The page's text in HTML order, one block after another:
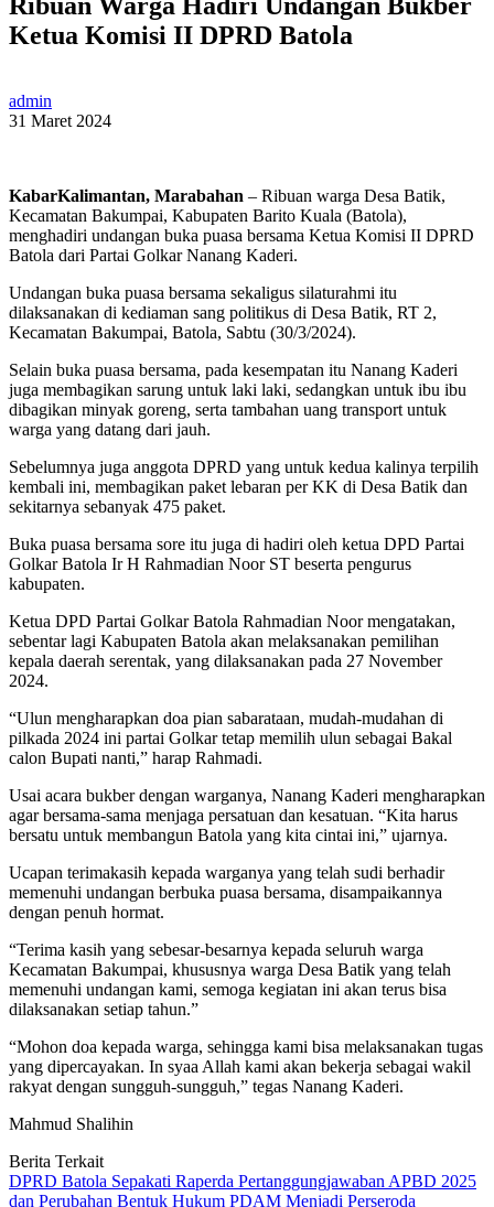
Ketua Komisi II DPRD Batola
admin
31 Maret 2024
KabarKalimantan, Marabahan – Ribuan warga Desa Batik,
Kecamatan Bakumpai, Kabupaten Barito Kuala (Batola),
menghadiri undangan buka puasa bersama Ketua Komisi II DPRD
Batola dari Partai Golkar Nanang Kaderi.
Undangan buka puasa bersama sekaligus silaturahmi itu
dilaksanakan di kediaman sang politikus di Desa Batik, RT 2,
Kecamatan Bakumpai, Batola, Sabtu (30/3/2024).
Selain buka puasa bersama, pada kesempatan itu Nanang Kaderi
juga membagikan sarung untuk laki laki, sedangkan untuk ibu ibu
dibagikan minyak goreng, serta tambahan uang transport untuk
warga yang datang dari jauh.
Sebelumnya juga anggota DPRD yang untuk kedua kalinya terpilih
kembali ini, membagikan paket lebaran per KK di Desa Batik dan
sekitarnya sebanyak 475 paket.
Buka puasa bersama sore itu juga di hadiri oleh ketua DPD Partai
Golkar Batola Ir H Rahmadian Noor ST beserta pengurus
kabupaten.
Ketua DPD Partai Golkar Batola Rahmadian Noor mengatakan,
sebentar lagi Kabupaten Batola akan melaksanakan pemilihan
kepala daerah serentak, yang dilaksanakan pada 27 November
2024.
“Ulun mengharapkan doa pian sabarataan, mudah-mudahan di
pilkada 2024 ini partai Golkar tetap memilih ulun sebagai Bakal
calon Bupati nanti,” harap Rahmadi.
Usai acara bukber dengan warganya, Nanang Kaderi mengharapkan
agar bersama-sama menjaga persatuan dan kesatuan. “Kita harus
bersatu untuk membangun Batola yang kita cintai ini,” ujarnya.
Ucapan terimakasih kepada warganya yang telah sudi berhadir
memenuhi undangan berbuka puasa bersama, disampaikannya
dengan penuh hormat.
“Terima kasih yang sebesar-besarnya kepada seluruh warga
Kecamatan Bakumpai, khususnya warga Desa Batik yang telah
memenuhi undangan kami, semoga kegiatan ini akan terus bisa
dilaksanakan setiap tahun.”
“Mohon doa kepada warga, sehingga kami bisa melaksanakan tugas
yang dipercayakan. In syaa Allah kami akan bekerja sebagai wakil
rakyat dengan sungguh-sungguh,” tegas Nanang Kaderi.
Mahmud Shalihin
Berita Terkait
DPRD Batola Sepakati Raperda Pertanggungjawaban APBD 2025
dan Perubahan Bentuk Hukum PDAM Menjadi Perseroda